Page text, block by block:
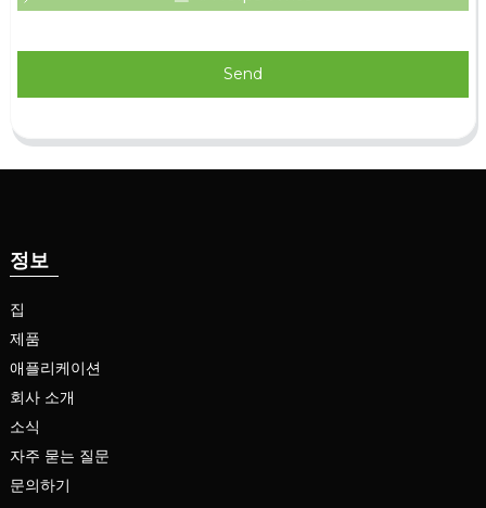
Send
정보
집
제품
애플리케이션
회사 소개
소식
자주 묻는 질문
문의하기